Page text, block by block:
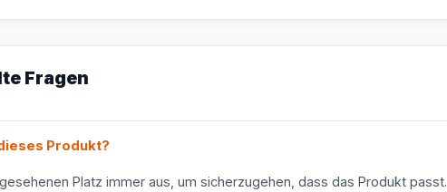
Fragen
Produkt?
Platz immer aus, um sicherzugehen, dass das Produkt passt.